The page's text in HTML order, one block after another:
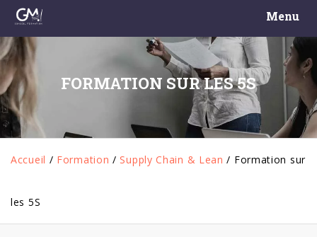
Menu
FORMATION SUR LES 5S
Accueil / Formation / Supply Chain & Lean / Formation sur
les 5S